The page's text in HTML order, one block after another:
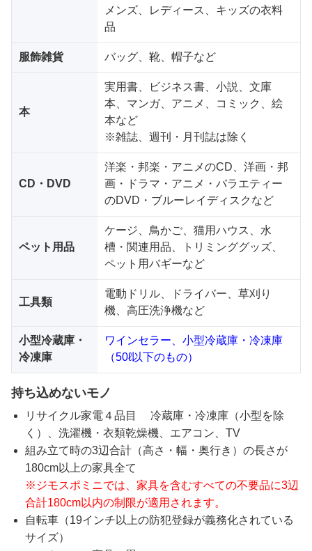
メンズ、レディース、キッズの衣料
品
服飾雑貨 バッグ、靴、帽子など
本
実用書、ビジネス書、小説、文庫
本、マンガ、アニメ、コミック、絵
本など
※雑誌、週刊・月刊誌は除く
CD・DVD
洋楽・邦楽・アニメのCD、洋画・邦
画・ドラマ・アニメ・バラエティー
のDVD・ブルーレイディスクなど
ペット用品
ケージ、鳥かご、猫用ハウス、水
槽・関連用品、トリミンググッズ、
ペット用バギーなど
工具類
電動ドリル、ドライバー、草刈り
機、高圧洗浄機など
小型冷蔵庫・
冷凍庫
ワインセラー、小型冷蔵庫・冷凍庫
（50ℓ以下のもの）
持ち込めないモノ
リサイクル家電４品目 冷蔵庫・冷凍庫（小型を除
く）、洗濯機・衣類乾燥機、エアコン、TV
組み立て時の3辺合計（高さ・幅・奥行き）の長さが
180cm以上の家具全て
※ジモスポミニでは、家具を含むすべての不要品に3辺
合計180cm以内の制限が適用されます。
自転車（19インチ以上の防犯登録が義務化されている
サイズ）